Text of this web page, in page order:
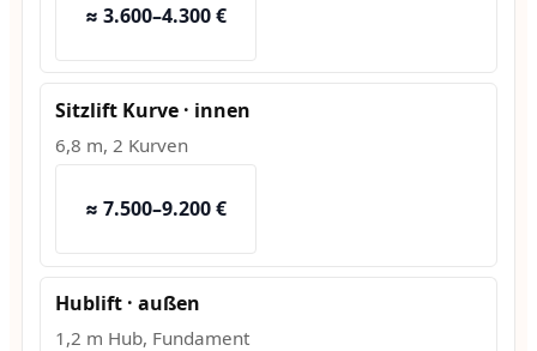
≈ 3.600–4.300 €
Sitzlift Kurve · innen
6,8 m, 2 Kurven
≈ 7.500–9.200 €
Hublift · außen
1,2 m Hub, Fundament